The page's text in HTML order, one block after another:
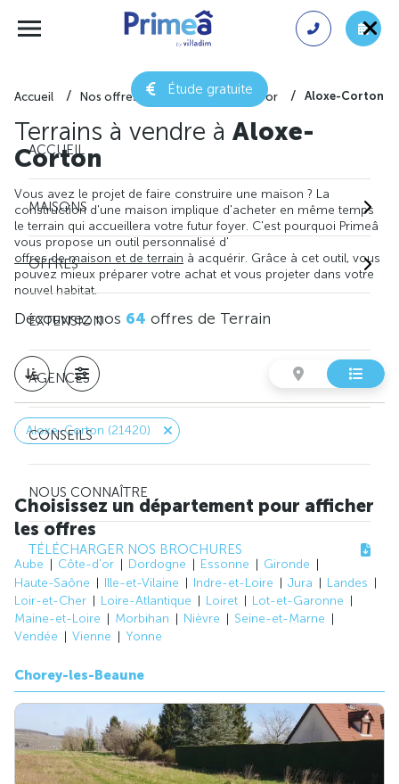
Étude gratuite
ACCUEIL
MAISONS
OFFRES
EXTENSION
AGENCES
CONSEILS
NOUS CONNAÎTRE
TÉLÉCHARGER NOS BROCHURES
Accueil Nos offres de terrain Côte-d'or Aloxe-Corton
Terrains à vendre à Aloxe-
Corton
Vous avez le projet de faire construire une maison ? La
construction d'une maison implique d'acheter en même temps
le terrain qui accueillera votre futur foyer. C'est pourquoi Primeâ
vous propose un outil personnalisé d'
offres de maison et de terrain à acquérir. Grâce à cet outil, vous
pouvez mieux préparer votre achat et vous projeter dans votre
nouvel habitat.
Découvrez nos 64 offres de Terrain
Aloxe-Corton (21420)
Choisissez un département pour afficher
les offres
Aube Côte-d'or Dordogne Essonne
Gironde
Haute-Saône
Ille-et-Vilaine Indre-et-Loire Jura
Landes
Loir-et-Cher
Loire-Atlantique Loiret
Lot-et-Garonne
Maine-et-Loire
Morbihan Nièvre
Seine-et-Marne
Vendée
Vienne Yonne
Chorey-les-Beaune